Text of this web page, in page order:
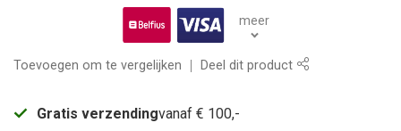
meer
Toevoegen om te vergelijken Deel dit product
Gratis verzendingvanaf € 100,-